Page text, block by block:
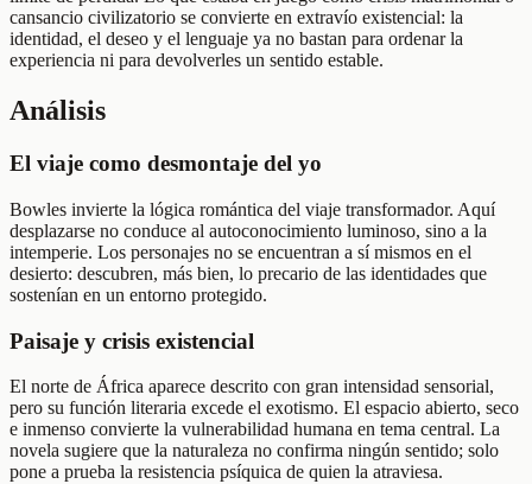
cansancio civilizatorio se convierte en extravío existencial: la
identidad, el deseo y el lenguaje ya no bastan para ordenar la
experiencia ni para devolverles un sentido estable.
Análisis
El viaje como desmontaje del yo
Bowles invierte la lógica romántica del viaje transformador. Aquí
desplazarse no conduce al autoconocimiento luminoso, sino a la
intemperie. Los personajes no se encuentran a sí mismos en el
desierto: descubren, más bien, lo precario de las identidades que
sostenían en un entorno protegido.
Paisaje y crisis existencial
El norte de África aparece descrito con gran intensidad sensorial,
pero su función literaria excede el exotismo. El espacio abierto, seco
e inmenso convierte la vulnerabilidad humana en tema central. La
novela sugiere que la naturaleza no confirma ningún sentido; solo
pone a prueba la resistencia psíquica de quien la atraviesa.